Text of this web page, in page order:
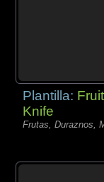
Plantilla:
Knife
Frutas, Duraznos,